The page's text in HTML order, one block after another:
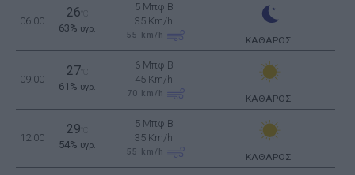
06:00
26
63% υγρ.
5 Μπφ B
35 Km/h
55 km/h ΚΑΘΑΡΟΣ
09:00
27
61% υγρ.
6 Μπφ B
45 Km/h
70 km/h ΚΑΘΑΡΟΣ
12:00
29
54% υγρ.
5 Μπφ B
35 Km/h
55 km/h ΚΑΘΑΡΟΣ